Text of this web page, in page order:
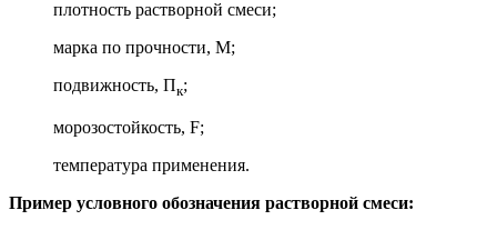
плотность растворной смеси;
марка по прочности, М;
подвижность, Пк;
морозостойкость, F;
температура применения.
Пример условного обозначения растворной смеси: